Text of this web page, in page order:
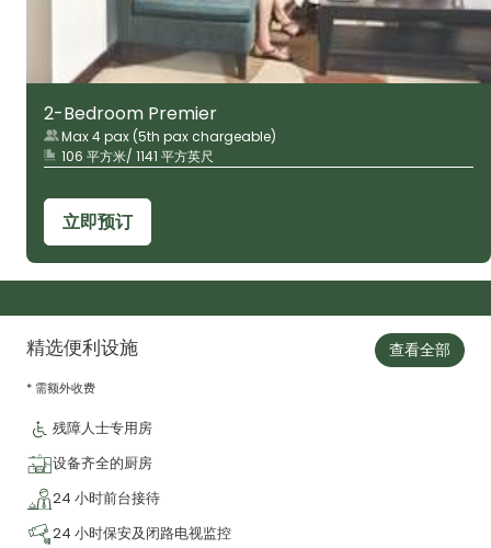
2-Bedroom Premier
Max 4 pax (5th pax chargeable)
106 平方米/ 1141 平方英尺
立即预订
精选便利设施
* 需额外收费
查看全部
残障人士专用房
设备齐全的厨房
24 小时前台接待
24 小时保安及闭路电视监控